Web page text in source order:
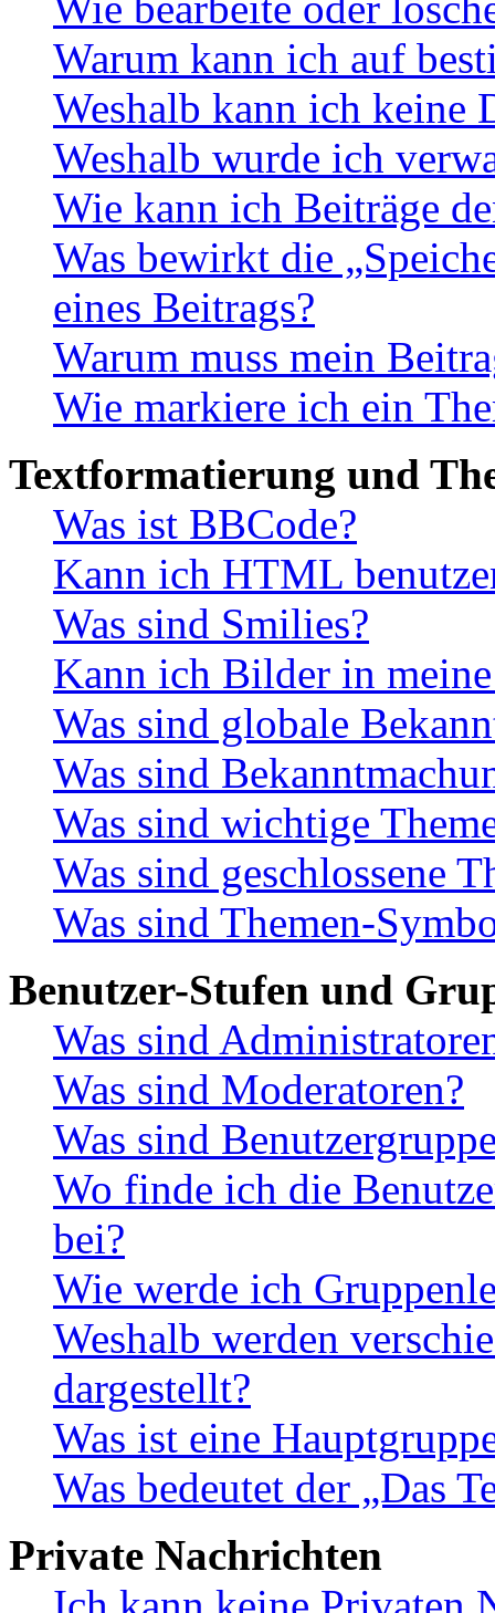
Warum kann ich auf
Weshalb kann ich keine
Weshalb wurde ich
Wie kann ich Beiträge
Was bewirkt die
eines Beitrags?
Warum muss mein
Wie markiere ich ein
Textformatierung und
Was ist BBCode?
Kann ich HTML
Was sind Smilies?
Kann ich Bilder in
Was sind globale
Was sind
Was sind wichtige
Was sind geschlossene
Was sind Themen-
Benutzer-Stufen und
Was sind
Was sind Moderatoren?
Was sind
Wo finde ich die
bei?
Wie werde ich
Weshalb werden
dargestellt?
Was ist eine
Was bedeutet der „Das
Private Nachrichten